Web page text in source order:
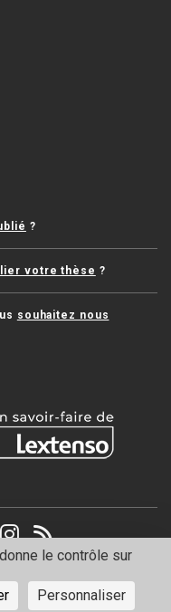
?
votre thèse ?
souhaitez nous
le contrôle sur
Personnaliser